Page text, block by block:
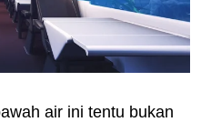
air ini tentu bukan